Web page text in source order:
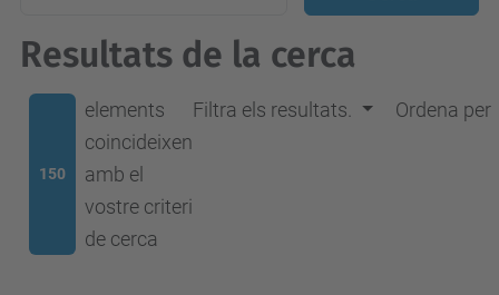
Resultats de la cerca
150
elements
coincideixen
amb el
vostre criteri
de cerca
Filtra els resultats. Ordena per